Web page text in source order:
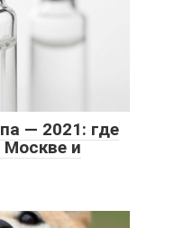
— 2021: где
Москве и